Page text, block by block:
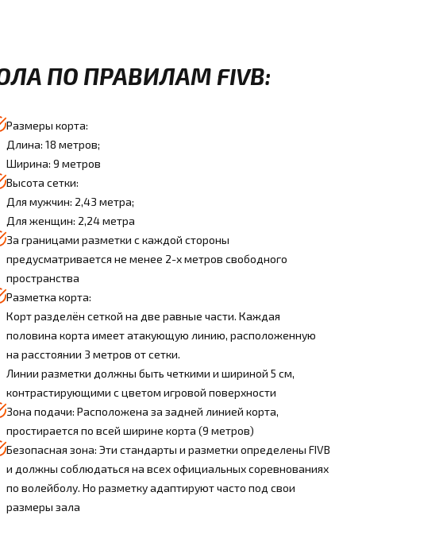
ПО ПРАВИЛАМ FIVB:
Размеры корта:
Длина: 18 метров;
Ширина: 9 метров
Высота сетки:
Для мужчин: 2,43 метра;
Для женщин: 2,24 метра
За границами разметки с каждой стороны
предусматривается не менее 2-х метров свободного
пространства
Разметка корта:
Корт разделён сеткой на две равные части. Каждая
половина корта имеет атакующую линию, расположенную
на расстоянии 3 метров от сетки.
Линии разметки должны быть четкими и шириной 5 см,
контрастирующими с цветом игровой поверхности
Зона подачи: Расположена за задней линией корта,
простирается по всей ширине корта (9 метров)
Безопасная зона: Эти стандарты и разметки определены FIVB
и должны соблюдаться на всех официальных соревнованиях
по волейболу. Но разметку адаптируют часто под свои
размеры зала